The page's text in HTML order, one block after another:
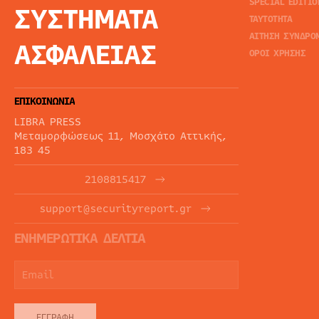
ΣΥΣΤΗΜΑΤΑ
ΑΣΦΑΛΕΙΑΣ
ΕΠΙΚΟΙΝΩΝΙΑ
LIBRA PRESS
Μεταμορφώσεως 11, Μοσχάτο Αττικής,
183 45
2108815417
support@securityreport.gr
ΕΝΗΜΕΡΩΤΙΚΑ ΔΕΛΤΙΑ
ΤΑΥΤΟΤΗΤΑ
ΑΙΤΗΣΗ
ΟΡΟΙ ΧΡΗΣΗΣ